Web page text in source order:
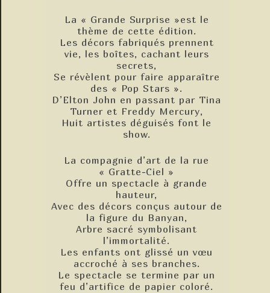
La « Grande Surprise »est le
thème de cette édition.
Les décors fabriqués prennent
vie, les boîtes, cachant leurs
secrets,
Se révèlent pour faire apparaître
des « Pop Stars ».
D’Elton John en passant par Tina
Turner et Freddy Mercury,
Huit artistes déguisés font le
show.
La compagnie d’art de la rue
« Gratte-Ciel »
Offre un spectacle à grande
hauteur,
Avec des décors conçus autour de
la figure du Banyan,
Arbre sacré symbolisant
l’immortalité.
Les enfants ont glissé un vœu
accroché à ses branches.
Le spectacle se termine par un
feu d’artifice de papier coloré.